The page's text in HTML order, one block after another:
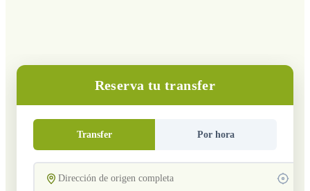
Reserva tu transfer
Transfer Por hora